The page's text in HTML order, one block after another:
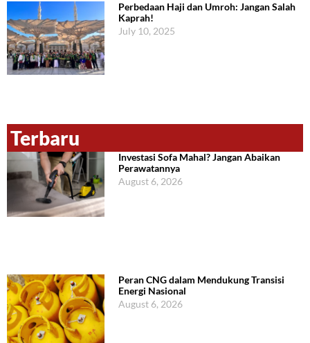
Perbedaan Haji dan Umroh: Jangan Salah
Kaprah!
July 10, 2025
Terbaru
Investasi Sofa Mahal? Jangan Abaikan
Perawatannya
August 6, 2026
Peran CNG dalam Mendukung Transisi
Energi Nasional
August 6, 2026